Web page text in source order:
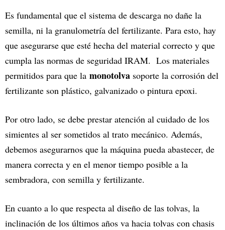
Es fundamental que el sistema de descarga no dañe la
semilla, ni la granulometría del fertilizante. Para esto, hay
que asegurarse que esté hecha del material correcto y que
cumpla las normas de seguridad IRAM. Los materiales
permitidos para que la monotolva soporte la corrosión del
fertilizante son plástico, galvanizado o pintura epoxi.
Por otro lado, se debe prestar atención al cuidado de los
simientes al ser sometidos al trato mecánico. Además,
debemos asegurarnos que la máquina pueda abastecer, de
manera correcta y en el menor tiempo posible a la
sembradora, con semilla y fertilizante.
En cuanto a lo que respecta al diseño de las tolvas, la
inclinación de los últimos años va hacia tolvas con chasis